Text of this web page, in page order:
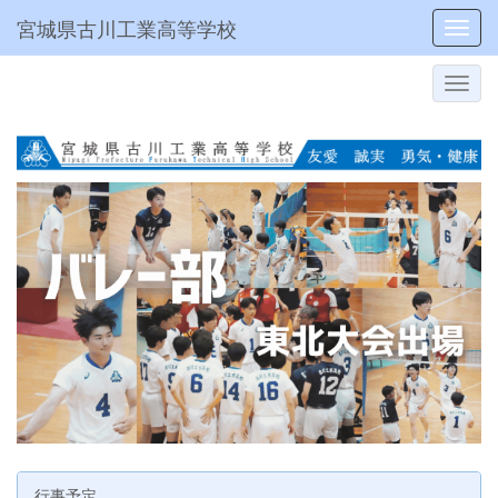
宮城県古川工業高等学校